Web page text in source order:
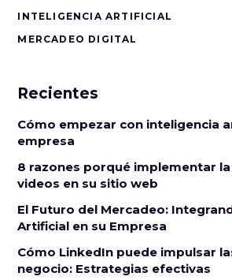
INTELIGENCIA ARTIFICIAL
MERCADEO DIGITAL
Recientes
Cómo empezar con inteligencia
empresa
8 razones porqué implementar
videos en su sitio web
El Futuro del Mercadeo:
Artificial en su Empresa
Cómo LinkedIn puede impulsar
negocio: Estrategias efectivas